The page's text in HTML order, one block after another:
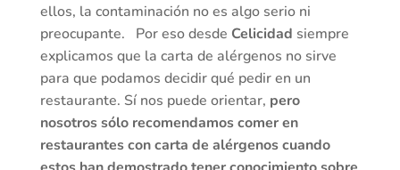
ellos, la contaminación no es algo serio ni
preocupante. Por eso desde Celicidad siempre
explicamos que la carta de alérgenos no sirve
para que podamos decidir qué pedir en un
restaurante. Sí nos puede orientar, pero
nosotros sólo recomendamos comer en
restaurantes con carta de alérgenos cuando